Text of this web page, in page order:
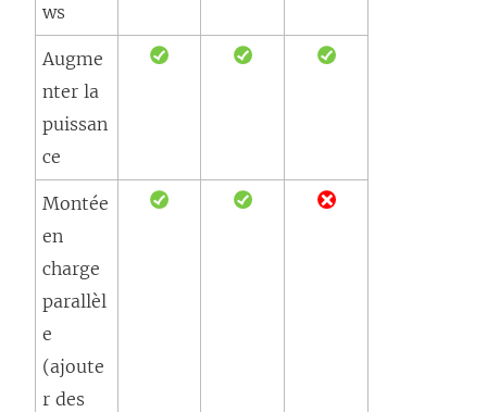
)
ws
Augme
nter la
puissan
ce
Montée
en
charge
parallèl
e
(ajoute
r des